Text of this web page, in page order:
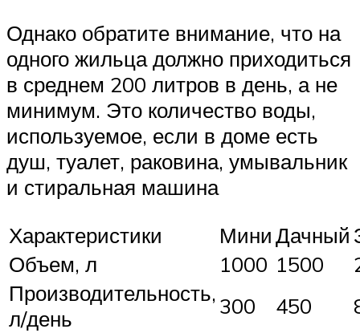
Однако обратите внимание, что на
одного жильца должно приходиться
в среднем 200 литров в день, а не
минимум. Это количество воды,
используемое, если в доме есть
душ, туалет, раковина, умывальник
и стиральная машина
Характеристики
МиниДачный
Объем, л
1000 1500
Производительность,
л/день
300 450